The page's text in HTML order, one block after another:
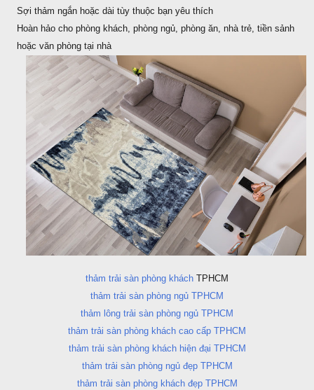
Sợi thảm ngắn hoặc dài tùy thuộc bạn yêu thích
Hoàn hảo cho phòng khách, phòng ngủ, phòng ăn, nhà trẻ, tiền sảnh
hoặc văn phòng tại nhà
thảm trải sàn phòng khách TPHCM
thảm trải sàn phòng ngủ TPHCM
thảm lông trải sàn phòng ngủ TPHCM
thảm trải sàn phòng khách cao cấp TPHCM
thảm trải sàn phòng khách hiện đại TPHCM
thảm trải sàn phòng ngủ đẹp TPHCM
thảm trải sàn phòng khách đẹp TPHCM